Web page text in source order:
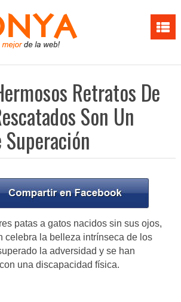
Retratos De
Son Un
patas a gatos nacidos sin sus ojos,
celebra la belleza intrínseca de los
la adversidad y se han
una discapacidad física.